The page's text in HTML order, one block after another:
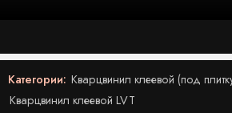
Категории: Кварцвинил клеевой (под
Кварцвинил клеевой LVT